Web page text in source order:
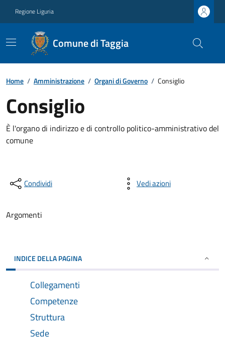
Regione Liguria
Comune di Taggia
Home / Amministrazione / Organi di Governo / Consiglio
Consiglio
È l'organo di indirizzo e di controllo politico-amministrativo del
comune
Condividi Vedi azioni
Argomenti
INDICE DELLA PAGINA
Collegamenti
Competenze
Struttura
Sede